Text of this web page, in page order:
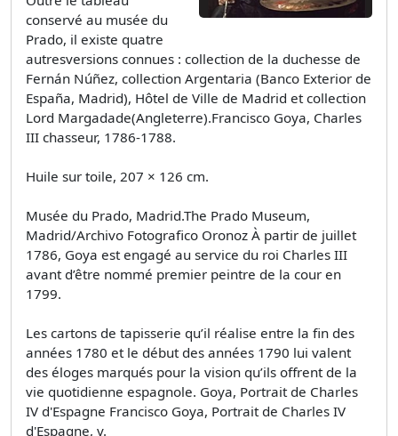
conservé au musée du
Prado, il existe quatre
autresversions connues : collection de la duchesse de
Fernán Núñez, collection Argentaria (Banco Exterior de
España, Madrid), Hôtel de Ville de Madrid et collection
Lord Margadade(Angleterre).Francisco Goya, Charles
III chasseur, 1786-1788.
Huile sur toile, 207 × 126 cm.
Musée du Prado, Madrid.The Prado Museum,
Madrid/Archivo Fotografico Oronoz À partir de juillet
1786, Goya est engagé au service du roi Charles III
avant d’être nommé premier peintre de la cour en
1799.
Les cartons de tapisserie qu’il réalise entre la fin des
années 1780 et le début des années 1790 lui valent
des éloges marqués pour la vision qu’ils offrent de la
vie quotidienne espagnole. Goya, Portrait de Charles
IV d'Espagne Francisco Goya, Portrait de Charles IV
d'Espagne, v.